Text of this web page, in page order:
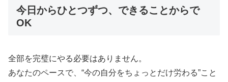
今日からひとつずつ、できることからで
OK
全部を完璧にやる必要はありません。
あなたのペースで、“今の自分をちょっとだけ労わる”こと